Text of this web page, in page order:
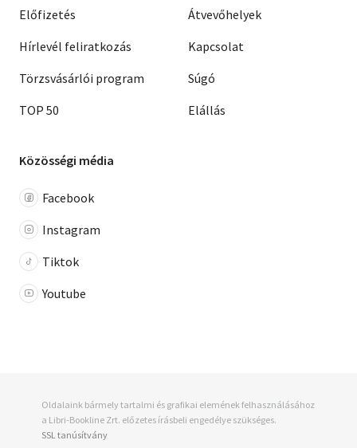
Előfizetés
Hírlevél feliratkozás
Törzsvásárlói program
TOP 50
Átvevőhelyek
Kapcsolat
Súgó
Elállás
Közösségi média
Facebook
Instagram
Tiktok
Youtube
Oldalaink bármely tartalmi és grafikai elemének felhasználásához
a Libri-Bookline Zrt. előzetes írásbeli engedélye szükséges.
SSL tanúsítvány